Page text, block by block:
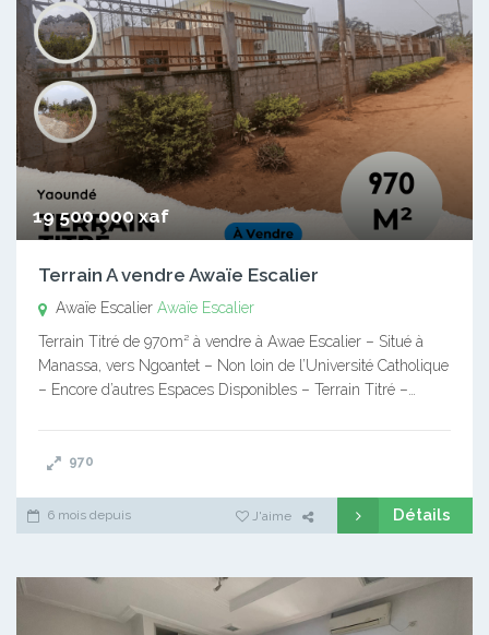
19 500 000 xaf
Terrain A vendre Awaïe Escalier
Awaïe Escalier Awaïe Escalier
Terrain Titré de 970m² à vendre à Awae Escalier – Situé à
Manassa, vers Ngoantet – Non loin de l’Université Catholique
– Encore d’autres Espaces Disponibles – Terrain Titré –…
970
6 mois depuis J'aime Détails